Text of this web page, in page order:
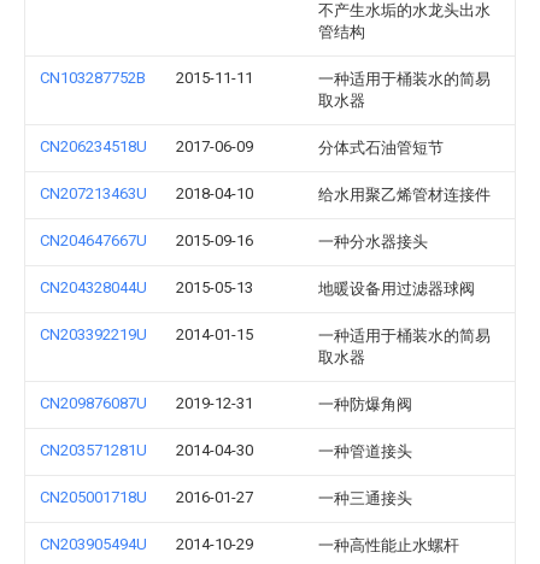
不产生水垢的水龙头出水
管结构
CN103287752B 2015-11-11
一种适用于桶装水的简易
取水器
CN206234518U 2017-06-09 分体式石油管短节
CN207213463U 2018-04-10 给水用聚乙烯管材连接件
CN204647667U 2015-09-16 一种分水器接头
CN204328044U 2015-05-13 地暖设备用过滤器球阀
CN203392219U 2014-01-15
一种适用于桶装水的简易
取水器
CN209876087U 2019-12-31 一种防爆角阀
CN203571281U 2014-04-30 一种管道接头
CN205001718U 2016-01-27 一种三通接头
CN203905494U 2014-10-29 一种高性能止水螺杆